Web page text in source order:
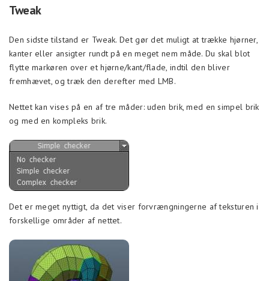
Tweak
Den sidste tilstand er Tweak. Det gør det muligt at trække hjørner,
kanter eller ansigter rundt på en meget nem måde. Du skal blot
flytte markøren over et hjørne/kant/flade, indtil den bliver
fremhævet, og træk den derefter med LMB.
Nettet kan vises på en af tre måder: uden brik, med en simpel brik
og med en kompleks brik.
Det er meget nyttigt, da det viser forvrængningerne af teksturen i
forskellige områder af nettet.